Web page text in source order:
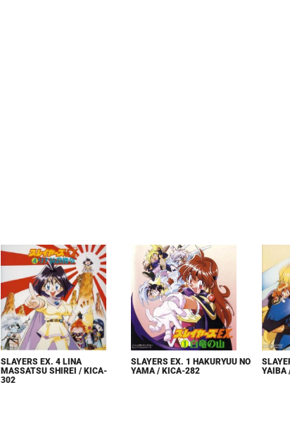
SLAYERS EX. 4 LINA
MASSATSU SHIREI / KICA-
302
SLAYERS EX. 1 HAKURYUU NO
YAMA / KICA-282
YAIBA